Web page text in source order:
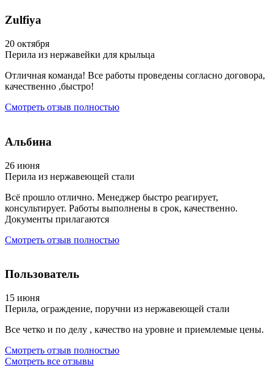
Zulfiya
20 октября
Перила из нержавейки для крыльца
Отличная команда! Все работы проведены согласно договора,
качественно ,быстро!
Смотреть отзыв полностью
Альбина
26 июня
Перила из нержавеющей стали
Всё прошло отлично. Менеджер быстро реагирует,
консультирует. Работы выполнены в срок, качественно.
Документы прилагаются
Смотреть отзыв полностью
Пользователь
15 июня
Перила, ограждение, поручни из нержавеющей стали
Все четко и по делу , качество на уровне и приемлемые цены.
Смотреть отзыв полностью
Смотреть все отзывы